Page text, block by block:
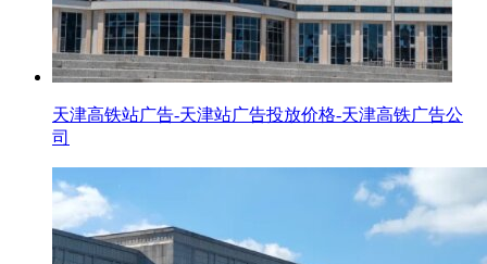
天津高铁站广告-天津站广告投放价格-天津高铁广告公
司